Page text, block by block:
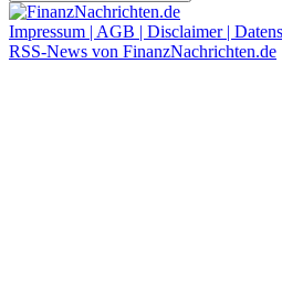
Impressum | AGB | Disclaimer |
RSS-News von FinanzNachrichten.de